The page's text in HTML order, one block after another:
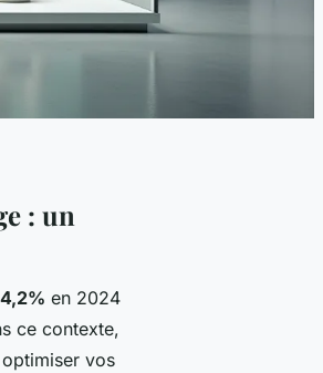
: un
en 2024
ce contexte,
vos